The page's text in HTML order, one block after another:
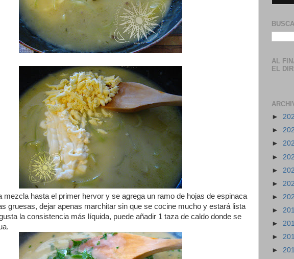
mezcla hasta el primer hervor y se agrega un ramo de hojas de espinaca
gruesas, dejar apenas marchitar sin que se cocine mucho y estará lista
la consistencia más líquida, puede añadir 1 taza de caldo donde se
AL
EL
►
►
►
►
►
►
►
►
►
►
►